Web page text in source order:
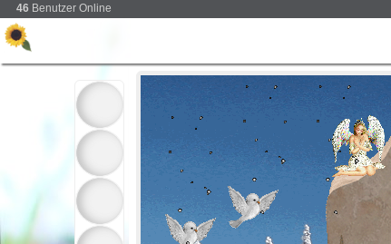
46 Benutzer Online